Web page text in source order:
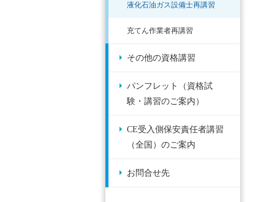
液化石油ガス設備士再講習
充てん作業者再講習
その他の資格講習
パンフレット（資格試
験・講習のご案内）
CE受入側保安責任者講習
（全国）のご案内
お問合せ先